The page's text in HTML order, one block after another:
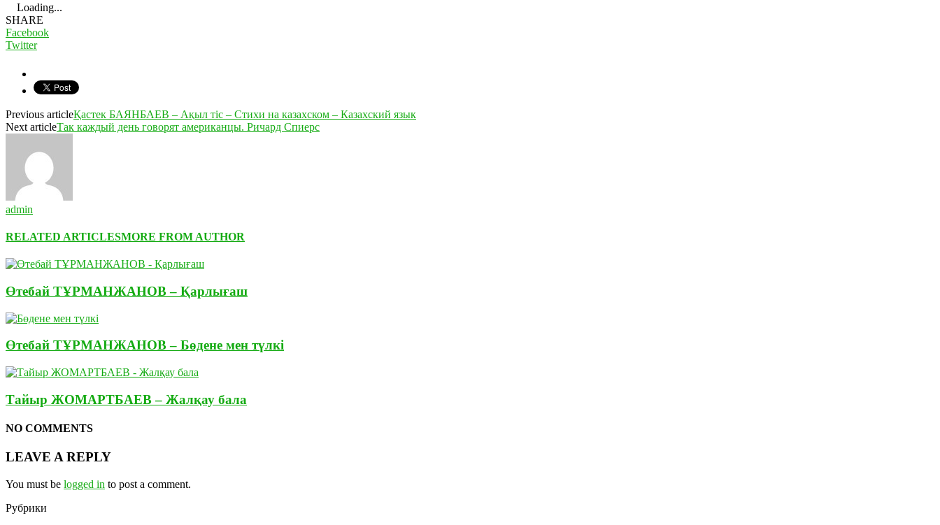
Loading...
SHARE
Facebook
Twitter
Previous articleҚастек БАЯНБАЕВ – Ақыл тіс – Стихи на казахском – Казахский язык
Next articleТак каждый день говорят американцы. Ричард Спиерс
admin
RELATED ARTICLESMORE FROM AUTHOR
Өтебай ТҰРМАНЖАНОВ – Қарлығаш
Өтебай ТҰРМАНЖАНОВ – Бөдене мен түлкі
Тайыр ЖОМАРТБАЕВ – Жалқау бала
NO COMMENTS
LEAVE A REPLY
You must be logged in to post a comment.
Рубрики